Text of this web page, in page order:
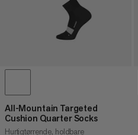
All-Mountain Targeted
Cushion Quarter Socks
Hurtigtørrende, holdbare